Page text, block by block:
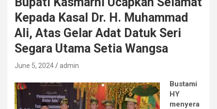
Kepada Kasal Dr. H. Muhammad
Ali, Atas Gelar Adat Datuk Seri
Segara Utama Setia Wangsa
June 5, 2024 admin
Bustami
HY
menyera